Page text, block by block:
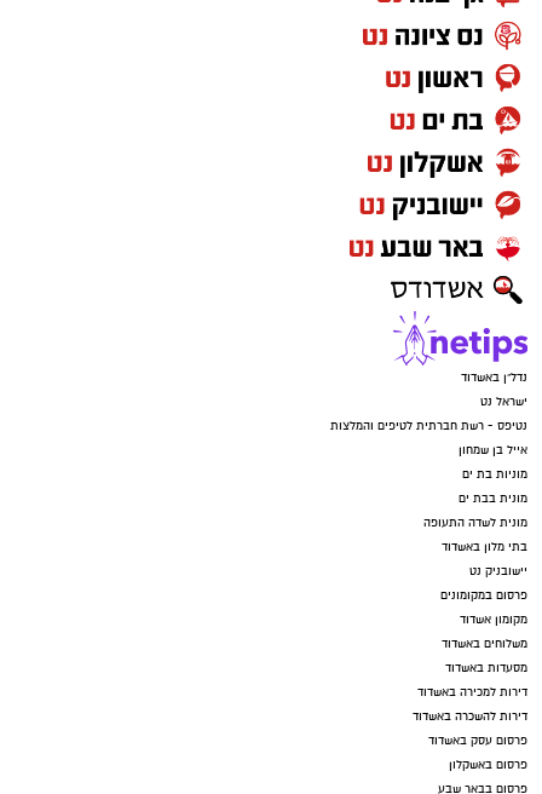
נדל"ן באשדוד
ישראל נט
נטיפס - רשת חברתית לטיפים והמלצות
אייל בן שמחון
מוניות בת ים
מונית בבת ים
מונית לשדה התעופה
בתי מלון באשדוד
יישובניק נט
פרסום במקומונים
מקומון אשדוד
משלוחים באשדוד
מסעדות באשדוד
דירות למכירה באשדוד
דירות להשכרה באשדוד
פרסום עסק באשדוד
פרסום באשקלון
פרסום בבאר שבע